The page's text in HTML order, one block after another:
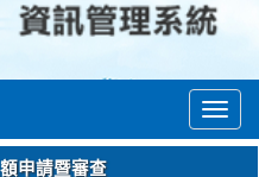
申請暨審查